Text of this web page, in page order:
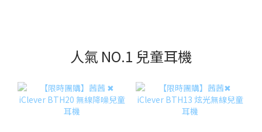
人氣 NO.1 兒童耳機